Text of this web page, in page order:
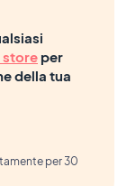
store per
della tua
per 30